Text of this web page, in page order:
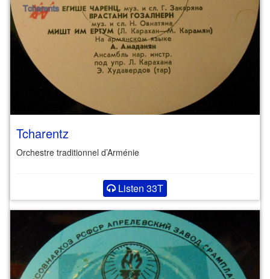
Tcharentz
Orchestre traditionnel d’Arménie
Listen 33T